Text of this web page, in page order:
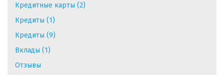
Кредитные карты (2)
Кредиты (1)
Кредиты (9)
Вклады (1)
Отзывы